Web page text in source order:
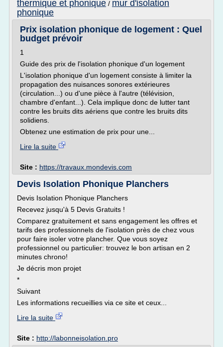
thermique et phonique / mur d'isolation
phonique
Prix isolation phonique de logement : Quel
budget prévoir
1
Guide des prix de l'isolation phonique d'un logement
L'isolation phonique d'un logement consiste à limiter la
propagation des nuisances sonores extérieures
(circulation...) ou d'une pièce à l'autre (télévision,
chambre d'enfant...). Cela implique donc de lutter tant
contre les bruits dits aériens que contre les bruits dits
solidiens.
Obtenez une estimation de prix pour une...
Lire la suite
Site : https://travaux.mondevis.com
Devis Isolation Phonique Planchers
Devis Isolation Phonique Planchers
Recevez jusqu'à 5 Devis Gratuits !
Comparez gratuitement et sans engagement les offres et
tarifs des professionnels de l'isolation près de chez vous
pour faire isoler votre plancher. Que vous soyez
professionnel ou particulier: trouvez le bon artisan en 2
minutes chrono!
Je décris mon projet
*
Suivant
Les informations recueillies via ce site et ceux...
Lire la suite
Site : http://labonneisolation.pro